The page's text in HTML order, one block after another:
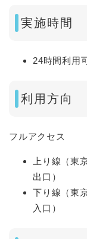
実施時間
24時間利用
利用方向
フルアクセス
上り線（東
出口）
下り線（東
入口）